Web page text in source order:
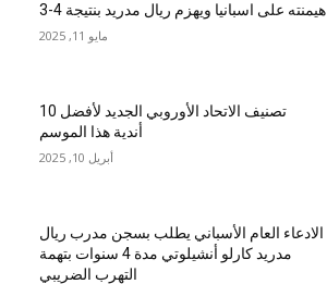
هيمنته على اسبانيا ويهزم ريال مدريد بنتيجة 4-3
مايو 11, 2025
تصنيف الاتحاد الأوروبي الجديد لأفضل 10
أندية هذا الموسم
أبريل 10, 2025
الادعاء العام الأسباني يطلب بسجن مدرب ريال
مدريد كارلو أنشيلوتي مدة 4 سنوات بتهمة
التهرب الضريبي